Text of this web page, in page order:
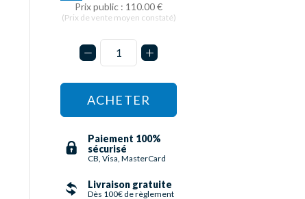
Prix public : 110.00 €
(Prix de vente moyen constaté)
ACHETER
Paiement 100%
sécurisé
CB, Visa, MasterCard
Livraison gratuite
Dès 100€ de règlement